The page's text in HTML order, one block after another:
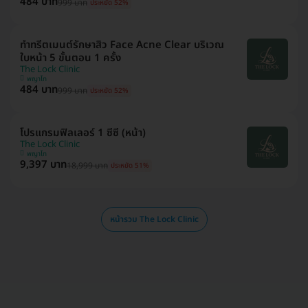
999 บาท ประหยัด 52%
ทำทรีตเมนต์รักษาสิว Face Acne Clear บริเวณ
ใบหน้า 5 ขั้นตอน 1 ครั้ง
The Lock Clinic
พญาไท
484 บาท999 บาท ประหยัด 52%
โปรแกรมฟิลเลอร์ 1 ซีซี (หน้า)
The Lock Clinic
พญาไท
9,397 บาท18,999 บาท ประหยัด 51%
หน้ารวม The Lock Clinic